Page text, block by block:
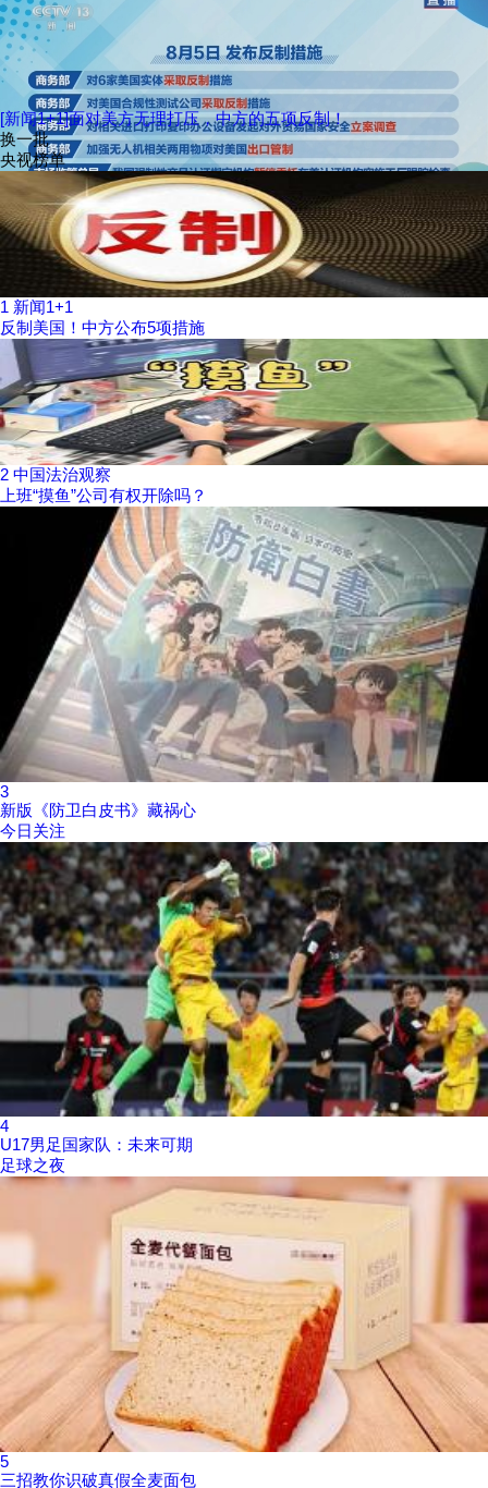
[新闻1+1]面对美方无理打压，中方的五项反制！
换一批
央视榜单
1 新闻1+1
反制美国！中方公布5项措施
2 中国法治观察
上班“摸鱼”公司有权开除吗？
3
新版《防卫白皮书》藏祸心
今日关注
4
U17男足国家队：未来可期
足球之夜
5
三招教你识破真假全麦面包